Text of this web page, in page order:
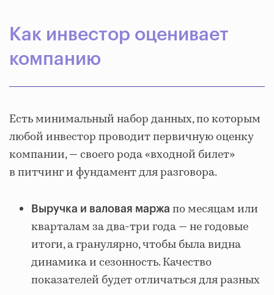
Как инвестор оценивает
компанию
Есть минимальный набор данных, по которым
любой инвестор проводит первичную оценку
компании, — своего рода «входной билет»
в питчинг и фундамент для разговора.
Выручка и валовая маржа по месяцам или
кварталам за два-три года — не годовые
итоги, а гранулярно, чтобы была видна
динамика и сезонность. Качество
показателей будет отличаться для разных